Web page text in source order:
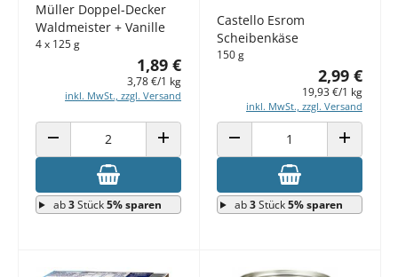
Müller Doppel-Decker
Waldmeister + Vanille
4 x 125 g
1,89 €
3,78 €/1 kg
inkl. MwSt., zzgl. Versand
ANZAHL VERRINGERN ANZAHL ERHÖHEN
ab3Stück5% sparen
Castello Esrom
Scheibenkäse
150 g
2,99 €
19,93 €/1 kg
inkl. MwSt., zzgl. Versand
ANZAHL VERRINGERN ANZAHL
ab3Stück5% sparen